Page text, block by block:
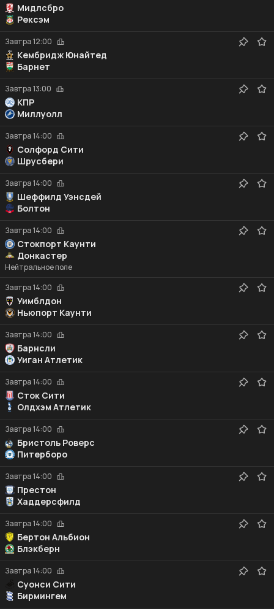
Мидлсбро
Рексэм
Завтра12:00
Кембридж Юнайтед
Барнет
Завтра13:00
КПР
Миллуолл
Завтра14:00
Солфорд Сити
Шрусбери
Завтра14:00
Шеффилд Уэнсдей
Болтон
Завтра14:00
Стокпорт Каунти
Донкастер
Нейтральное поле
Завтра14:00
Уимблдон
Ньюпорт Каунти
Завтра14:00
Барнсли
Уиган Атлетик
Завтра14:00
Сток Сити
Олдхэм Атлетик
Завтра14:00
Бристоль Роверс
Питерборо
Завтра14:00
Престон
Хаддерсфилд
Завтра14:00
Бертон Альбион
Блэкберн
Завтра14:00
Суонси Сити
Бирмингем